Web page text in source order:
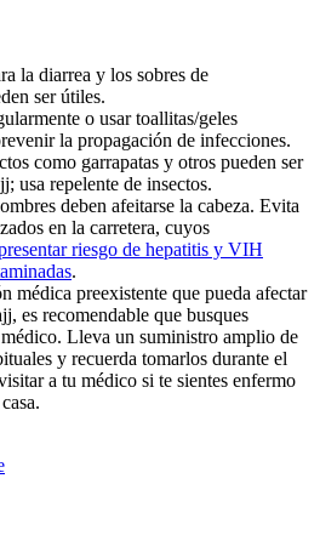
la diarrea y los sobres de
ser útiles.
o usar toallitas/geles
la propagación de infecciones.
como garrapatas y otros pueden ser
usa repelente de insectos.
deben afeitarse la cabeza. Evita
en la carretera, cuyos
riesgo de hepatitis y VIH
.
médica preexistente que pueda afectar
es recomendable que busques
Lleva un suministro amplio de
y recuerda tomarlos durante el
a tu médico si te sientes enfermo